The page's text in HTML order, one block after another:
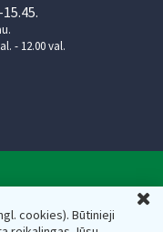
cookies). Būtinieji
- 12.00 val.